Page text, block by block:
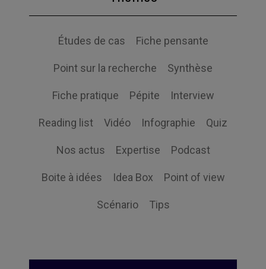
Études de cas Fiche pensante
Point sur la recherche Synthèse
Fiche pratique Pépite Interview
Reading list Vidéo Infographie Quiz
Nos actus Expertise Podcast
Boite à idées Idea Box Point of view
Scénario Tips